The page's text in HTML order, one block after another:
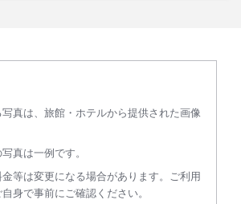
真は、旅館・ホテルから提供された画像
真は一例です。
金等は変更になる場合があります。ご利用
身で事前にご確認ください。